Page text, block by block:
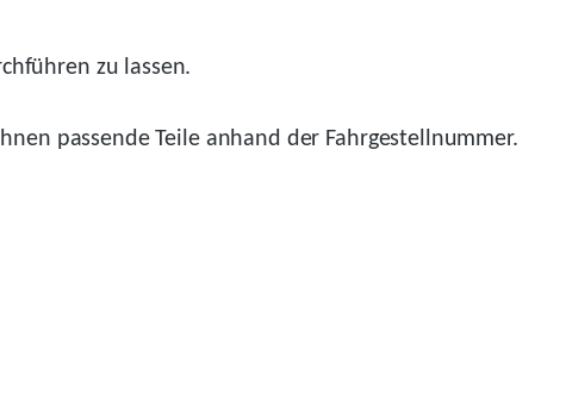
zu lassen.
passende Teile anhand der Fahrgestellnummer.